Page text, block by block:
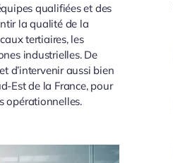
qualifiées et des
la qualité de la
tertiaires, les
industrielles. De
d’intervenir aussi bien
Est de la France, pour
opérationnelles.